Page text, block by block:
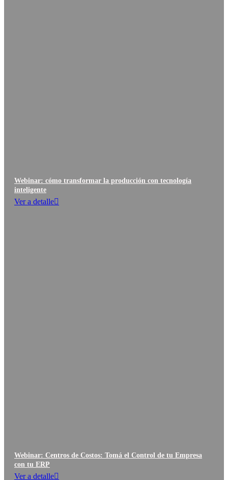
Webinar: cómo transformar la producción con tecnología
inteligente
Ver a detalle
Webinar: Centros de Costos: Tomá el Control de tu Empresa
con tu ERP
Ver a detalle